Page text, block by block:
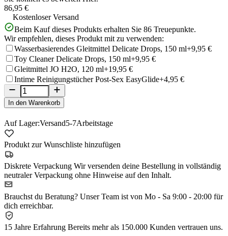
86,95 €
Kostenloser Versand
Beim Kauf dieses Produkts erhalten Sie 86 Treuepunkte.
Wir empfehlen, dieses Produkt mit zu verwenden:
Wasserbasierendes Gleitmittel Delicate Drops, 150 ml+9,95 €
Toy Cleaner Delicate Drops, 150 ml+9,95 €
Gleitmittel JO H2O, 120 ml+19,95 €
Intime Reinigungstücher Post-Sex EasyGlide+4,95 €
In den Warenkorb
Auf Lager:Versand5-7Arbeitstage
Produkt zur Wunschliste hinzufügen
Diskrete Verpackung Wir versenden deine Bestellung in vollständig
neutraler Verpackung ohne Hinweise auf den Inhalt.
Brauchst du Beratung? Unser Team ist von Mo - Sa 9:00 - 20:00 für
dich erreichbar.
15 Jahre Erfahrung Bereits mehr als 150.000 Kunden vertrauen uns.